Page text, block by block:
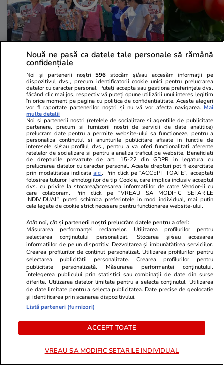
Sănătate și Fitness 18:56
A doua zi de grevă în Sănătate:
„Avem colegi care ne-au murit în
spital”. Mărturii cutremurătoare
de la Spitalul Bagdasar-Arseni
Lifestyle
Ce
cumpără o
favorita
Lifestyle 26 iul.
Ploaia de meteori Delta
Aquaride 2026: când o poți
vedea cel mai bine
Lifestyle 27 iul.
Ce este scorțișoara Ceylon și
prin ce se diferențiază
Tehnologie 28 iul.
Nouă ne pasă ca datele tale personale să rămână
confidențiale
Noi și partenerii noștri 596 stocăm și/sau accesăm informații pe
dispozitivul dvs., precum identificatorii cookie unici pentru prelucrarea
datelor cu caracter personal. Puteți accepta sau gestiona preferințele dvs.
făcând clic mai jos, respectiv vă puteți opune utilizării unui interes legitim
în orice moment pe pagina cu politica de confidențialitate. Aceste alegeri
vor fi raportate partenerilor noștri și nu vă vor afecta navigarea. Mai
multe detalii
Noi si partenerii nostri (retelele de socializare si agentiile de publicitate
partenere, precum si furnizorii nostri de servicii de date analitice)
prelucram date pentru a permite website-ului sa functioneze, pentru a
personaliza continutul si anunturile publicitare afisate in functie de
interesele si/sau profilul dvs., pentru a va oferi functionalitati aferente
retelelor de socializare si pentru a analiza traficul pe website. Beneficiati
de drepturile prevazute de art. 15-22 din GDPR in legatura cu
prelucrarea datelor cu caracter personal. Aceste drepturi pot fi exercitate
prin modalitatea indicataaici. Prin click pe “ACCEPT TOATE”, acceptati
folosirea tuturor Tehnologiilor de tip Cookie, care implica inclusiv acceptul
dvs. cu privire la stocarea/accesarea informatiilor de catre Vendor-ii cu
care colaboram. Prin click pe “VREAU SA MODIFIC SETARILE
INDIVIDUAL” puteti schimba preferintele in mod individual, mai putin
cele legate de cookie strict necesare pentru functionarea website-ului.
Atât noi, cât și partenerii noștri prelucrăm datele pentru a oferi:
Măsurarea performanței reclamelor. Utilizarea profilurilor pentru
selectarea conținutului personalizat. Stocarea și/sau accesarea
informațiilor de pe un dispozitiv. Dezvoltarea și îmbunătățirea serviciilor.
Crearea profilurilor de conținut personalizat. Utilizarea profilurilor pentru
selectarea publicității personalizate. Crearea profilurilor pentru
publicitate personalizată. Măsurarea performanței conținutului.
Înțelegerea publicului prin statistici sau combinații de date din surse
diferite. Utilizarea datelor limitate pentru a selecta conținutul. Utilizarea
de date limitate pentru a selecta publicitatea. Date precise de geolocație
și identificarea prin scanarea dispozitivului.
Listă parteneri (furnizori)
ACCEPT TOATE
VREAU SA MODIFIC SETARILE INDIVIDUAL